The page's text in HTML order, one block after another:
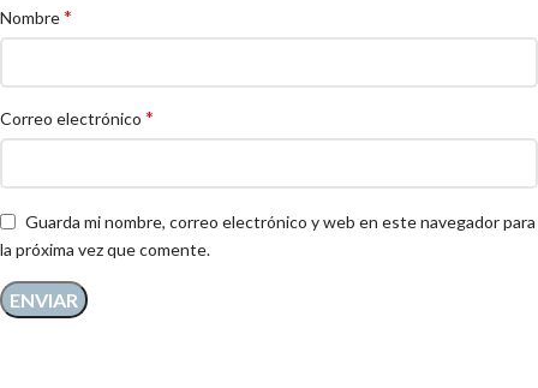
Nombre*
Correo electrónico *
Guarda mi nombre, correo electrónico y web en este navegador para
la próxima vez que comente.